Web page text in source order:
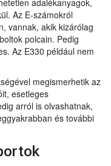
Az E-számokról
vannak, akik kizárólag
polcain. Pedig
Az E330 például nem
megismerhetik az
esetleges
arról is olvashatnak,
és további